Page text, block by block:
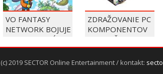
VO FANTASY
NETWORK BOJUJE
MODROVLASÁ
HRDINKA S
DÁŽDNIKOM
ZDRAŽOVANIE PC
KOMPONENTOV
POKRAČUJE,
VÝROBCOVIA
ZVYŠUJÚ CENY
(c) 2019 SECTOR Online Entertainment / kontakt: